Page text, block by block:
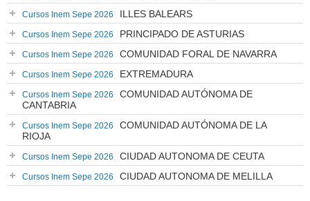
Cursos Inem Sepe 2026 ILLES BALEARS
Cursos Inem Sepe 2026 PRINCIPADO DE ASTURIAS
Cursos Inem Sepe 2026 COMUNIDAD FORAL DE NAVARRA
Cursos Inem Sepe 2026 EXTREMADURA
Cursos Inem Sepe 2026
COMUNIDAD AUTÓNOMA DE
CANTABRIA
Cursos Inem Sepe 2026
COMUNIDAD AUTÓNOMA DE LA
RIOJA
Cursos Inem Sepe 2026 CIUDAD AUTONOMA DE CEUTA
Cursos Inem Sepe 2026 CIUDAD AUTONOMA DE MELILLA